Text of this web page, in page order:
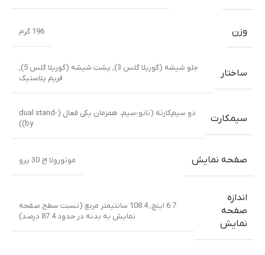
وزن 196 گرم
ساختار
جلو شیشه (گوریلا گلس 3), پشت شیشه (گوریلا گلس 5),
فریم پلاستیک
سیمکارت
دو سیم‌کارته (نانو-سیم، همزمان یکی فعال (dual stand-
by))
صفحه نمایش موتورولا اج 30 پرو
اندازه
صفحه
نمایش
6.7 اینچ, 108.4 سانتیمتر مربع (نسبت سطح صفحه
نمایش به بدنه در حدود 87.4 درصد)